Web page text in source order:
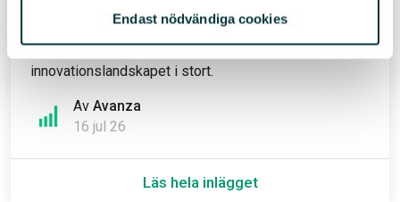
Endast nödvändiga cookies
Av Avanza
16 jul 26
viktigaste prognoserna och insikterna från deras
rapport Big Ideas 2026 – och vad de kan betyda för
ekonomisk tillväxt, affärsmodeller och
innovationslandskapet i stort.
Läs hela inlägget